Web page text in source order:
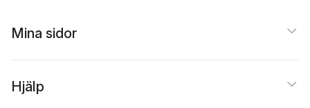
Mina sidor
Hjälp